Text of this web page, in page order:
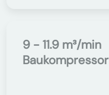
9 - 11.9 m³/min
Baukompressor